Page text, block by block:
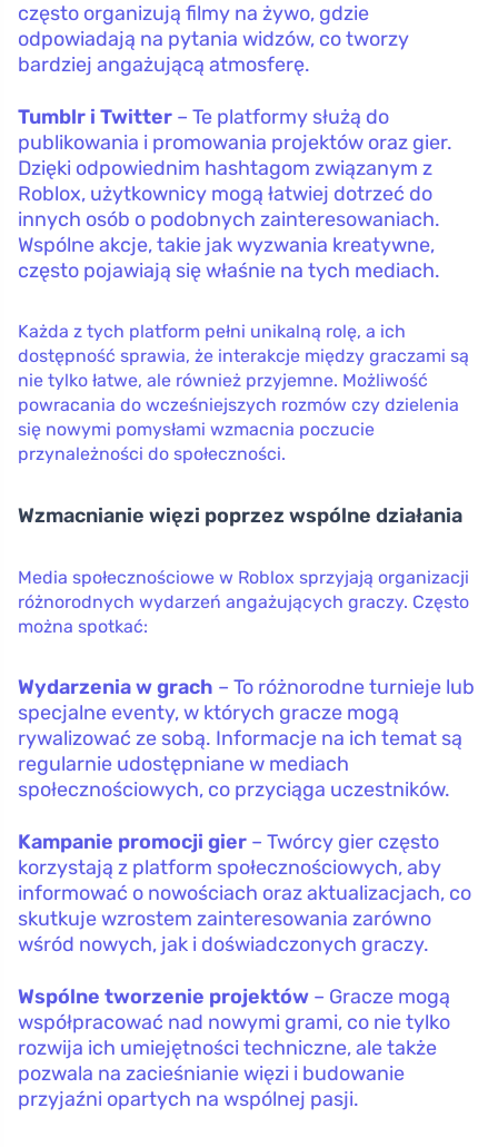
często organizują filmy na żywo, gdzie
odpowiadają na pytania widzów, co tworzy
bardziej angażującą atmosferę.
Tumblr i Twitter – Te platformy służą do
publikowania i promowania projektów oraz gier.
Dzięki odpowiednim hashtagom związanym z
Roblox, użytkownicy mogą łatwiej dotrzeć do
innych osób o podobnych zainteresowaniach.
Wspólne akcje, takie jak wyzwania kreatywne,
często pojawiają się właśnie na tych mediach.
Każda z tych platform pełni unikalną rolę, a ich
dostępność sprawia, że interakcje między graczami są
nie tylko łatwe, ale również przyjemne. Możliwość
powracania do wcześniejszych rozmów czy dzielenia
się nowymi pomysłami wzmacnia poczucie
przynależności do społeczności.
Wzmacnianie więzi poprzez wspólne działania
Media społecznościowe w Roblox sprzyjają organizacji
różnorodnych wydarzeń angażujących graczy. Często
można spotkać:
Wydarzenia w grach – To różnorodne turnieje lub
specjalne eventy, w których gracze mogą
rywalizować ze sobą. Informacje na ich temat są
regularnie udostępniane w mediach
społecznościowych, co przyciąga uczestników.
Kampanie promocji gier – Twórcy gier często
korzystają z platform społecznościowych, aby
informować o nowościach oraz aktualizacjach, co
skutkuje wzrostem zainteresowania zarówno
wśród nowych, jak i doświadczonych graczy.
Wspólne tworzenie projektów – Gracze mogą
współpracować nad nowymi grami, co nie tylko
rozwija ich umiejętności techniczne, ale także
pozwala na zacieśnianie więzi i budowanie
przyjaźni opartych na wspólnej pasji.